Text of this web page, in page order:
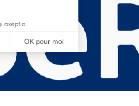
OK pour moi
: Personnalisez vos Options
et de gérer vos paramètres de